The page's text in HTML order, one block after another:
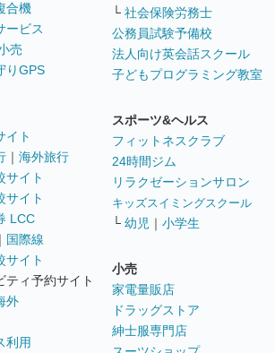
合機
ービス
売
りGPS
イト
｜ 海外旅行
サイト
サイト
LCC
｜ 国際線
サイト
ティ予約サイト
外
利用
└ 社会保険労務士
公務員試験予備校
法人向け英会話スクール
子どもプログラミング教室
スポーツ&ヘルス
フィットネスクラブ
24時間ジム
リラクゼーションサロン
キッズスイミングスクール
└ 幼児 ｜ 小学生
小売
家電量販店
ドラッグストア
紳士服専門店